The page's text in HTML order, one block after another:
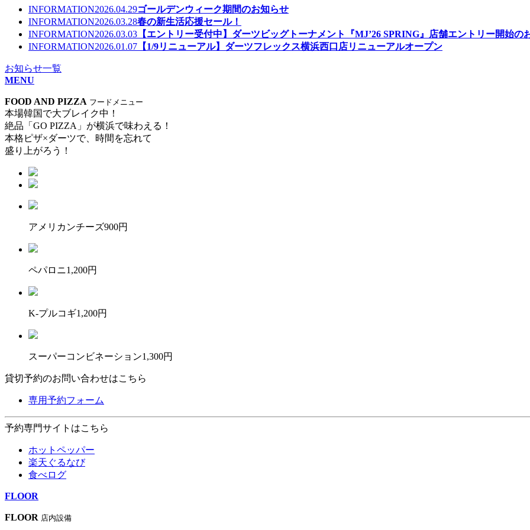
INFORMATION2026.04.29ゴールデンウィーク期間のお知らせ
INFORMATION2026.03.28春の新生活応援セール！
INFORMATION2026.03.03 【エントリー受付中】ダーツビッグトーナメント『MJ’26 SPRING』店舗エントリー開始の
INFORMATION2026.01.07 【1/9リニューアル】ダーツフレックス横浜西口店リニューアルオープン
お知らせ一覧
MENU
FOOD AND PIZZA フードメニュー
本場韓国で大ブレイク中！
絶品「GO PIZZA」が横浜で味わえる！
本格ピザ×ダーツで、時間を忘れて
盛り上がろう！
アメリカンチーズ900円
ペパロニ1,200円
K-プルコギ1,200円
スーパーコンビネーション1,300円
貸切予約のお問い合わせはこちら
専用予約フォーム
予約専門サイトはこちら
ホットペッパー
楽天ぐるなび
食べログ
FLOOR
FLOOR 店内設備